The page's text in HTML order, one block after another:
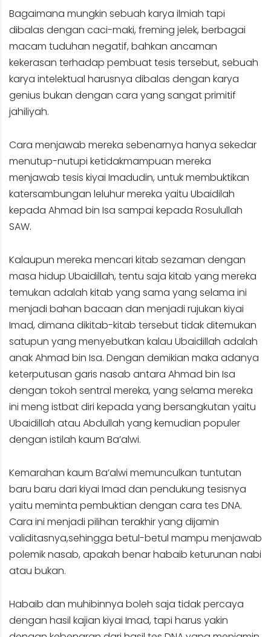
Bagaimana mungkin sebuah karya ilmiah tapi
dibalas dengan caci-maki, freming jelek, berbagai
macam tuduhan negatif, bahkan ancaman
kekerasan terhadap pembuat tesis tersebut, sebuah
karya intelektual harusnya dibalas dengan karya
genius bukan dengan cara yang sangat primitif
jahiliyah.
Cara menjawab mereka sebenarnya hanya sekedar
menutup-nutupi ketidakmampuan mereka
menjawab tesis kiyai Imadudin, untuk membuktikan
katersambungan leluhur mereka yaitu Ubaidilah
kepada Ahmad bin Isa sampai kepada Rosulullah
SAW.
Kalaupun mereka mencari kitab sezaman dengan
masa hidup Ubaidillah, tentu saja kitab yang mereka
temukan adalah kitab yang sama yang selama ini
menjadi bahan bacaan dan menjadi rujukan kiyai
Imad, dimana dikitab-kitab tersebut tidak ditemukan
satupun yang menyebutkan kalau Ubaidillah adalah
anak Ahmad bin Isa. Dengan demikian maka adanya
keterputusan garis nasab antara Ahmad bin Isa
dengan tokoh sentral mereka, yang selama mereka
ini meng istbat diri kepada yang bersangkutan yaitu
Ubaidillah atau Abdullah yang kemudian populer
dengan istilah kaum Ba’alwi.
Kemarahan kaum Ba’alwi memunculkan tuntutan
baru baru dari kiyai Imad dan pendukung tesisnya
yaitu meminta pembuktian dengan cara tes DNA.
Cara ini menjadi pilihan terakhir yang dijamin
validitasnya,sehingga betul-betul mampu menjawab
polemik nasab, apakah benar habaib keturunan nabi
atau bukan.
Habaib dan muhibinnya boleh saja tidak percaya
dengan hasil kajian kiyai Imad, tapi harus yakin